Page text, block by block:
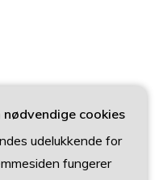
nødvendige cookies
udelukkende for
fungerer